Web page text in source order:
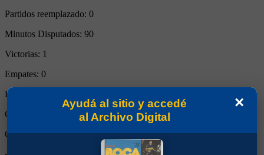
Partidos reemplazado: 0
Minutos Disputados: 90
Victorias: 1
Empates: 0
Derrotas:
Goles de Boca:
Goles rivales:1
×
Ayudá al sitio y accedé
al Archivo Digital